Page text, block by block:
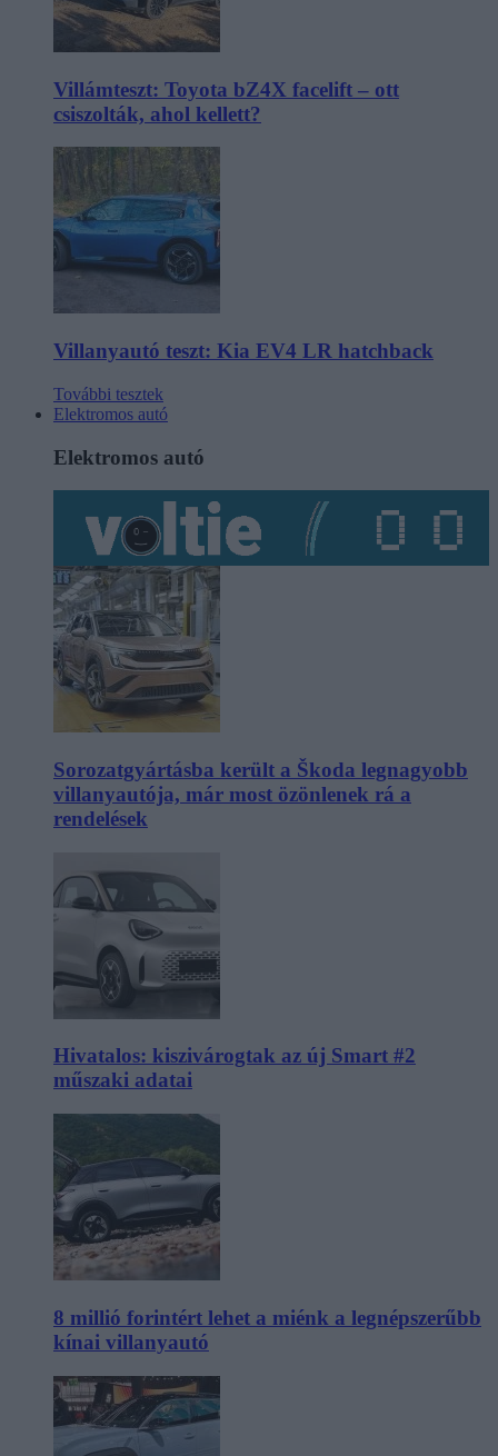
Villámteszt: Toyota bZ4X facelift – ott
csiszolták, ahol kellett?
Villanyautó teszt: Kia EV4 LR hatchback
További tesztek
Elektromos autó
Elektromos autó
Sorozatgyártásba került a Škoda legnagyobb
villanyautója, már most özönlenek rá a
rendelések
Hivatalos: kiszivárogtak az új Smart #2
műszaki adatai
8 millió forintért lehet a miénk a legnépszerűbb
kínai villanyautó